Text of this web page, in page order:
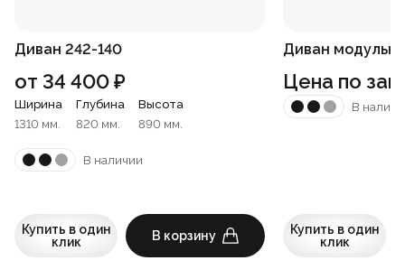
Диван 242-140
от 34 400₽
Ширина
1310 мм.
Глубина
820 мм.
Высота
890 мм.
В наличии
Купить в один
клик
В корзину
Диван
Цена по
В
Купить в один
клик